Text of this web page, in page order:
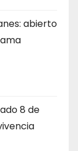
abierto
8 de